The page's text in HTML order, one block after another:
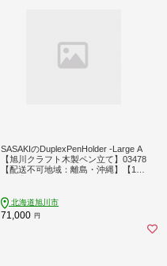
SASAKIのDuplexPenHolder -Large A
【旭川クラフト木製ペン立て】03478
【配送不可地域：離島・沖縄】【154
北海道旭川市
71,000 円